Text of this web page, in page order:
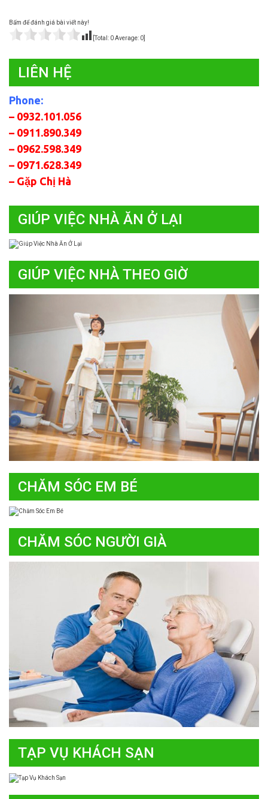
Bấm để đánh giá bài viết này!
[Total: 0Average: 0
LIÊN HỆ
Phone:
– 0932.101.056
– 0911.890.349
– 0962.598.349
– 0971.628.349
– Gặp Chị Hà
GIÚP VIỆC NHÀ ĂN Ở LẠI
GIÚP VIỆC NHÀ THEO GIỜ
CHĂM SÓC EM BÉ
CHĂM SÓC NGƯỜI GIÀ
TẠP VỤ KHÁCH SẠN